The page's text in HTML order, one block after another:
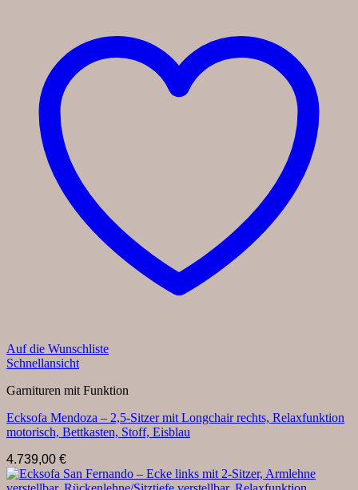
Auf die Wunschliste
Schnellansicht
Garnituren mit Funktion
Ecksofa Mendoza – 2,5-Sitzer mit Longchair rechts, Relaxfunktion
motorisch, Bettkasten, Stoff, Eisblau
4.739,00 €